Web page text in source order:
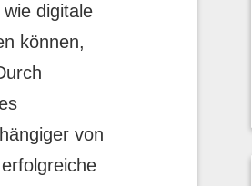
digitale
können,
von